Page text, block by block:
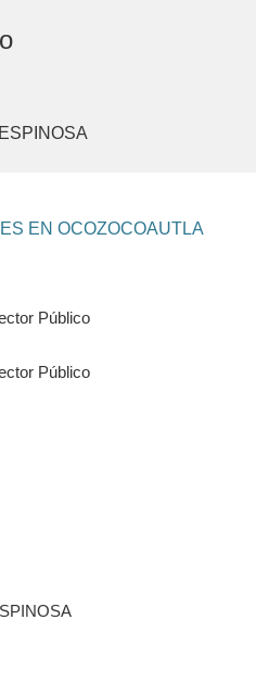
EN OCOZOCOAUTLA
Público
Público